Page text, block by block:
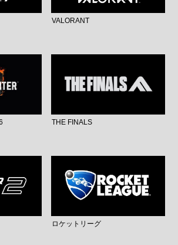
VALORANT
THE FINALS
ロケットリーグ